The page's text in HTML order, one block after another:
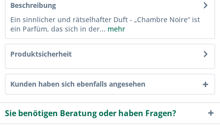
Beschreibung
Ein sinnlicher und rätselhafter Duft - „Chambre Noire“ ist
ein Parfüm, das sich in der... mehr
Produktsicherheit
Kunden haben sich ebenfalls angesehen
Sie benötigen Beratung oder haben Fragen?